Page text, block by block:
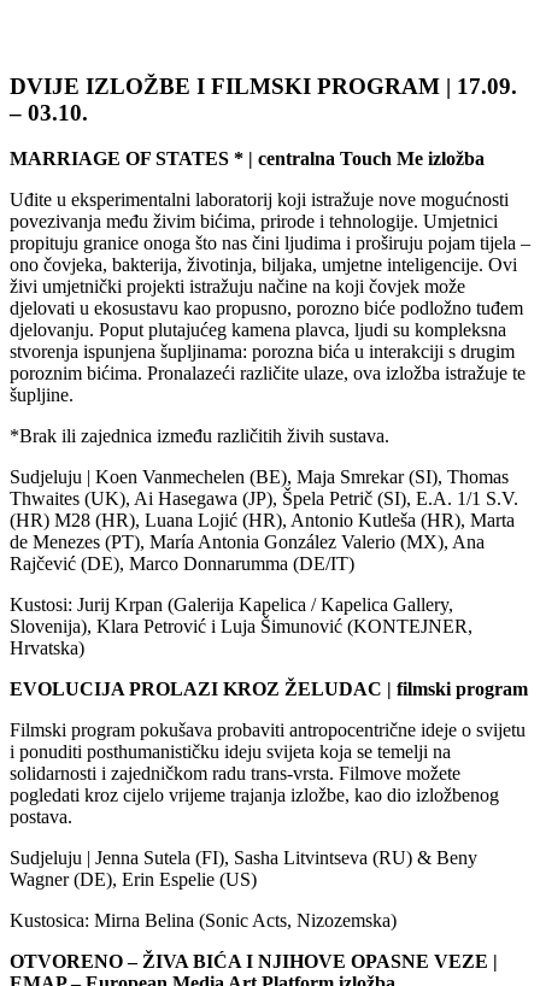
DVIJE IZLOŽBE I FILMSKI PROGRAM | 17.09.
– 03.10.
MARRIAGE OF STATES * | centralna Touch Me izložba
Uđite u eksperimentalni laboratorij koji istražuje nove mogućnosti
povezivanja među živim bićima, prirode i tehnologije. Umjetnici
propituju granice onoga što nas čini ljudima i proširuju pojam tijela –
ono čovjeka, bakterija, životinja, biljaka, umjetne inteligencije. Ovi
živi umjetnički projekti istražuju načine na koji čovjek može
djelovati u ekosustavu kao propusno, porozno biće podložno tuđem
djelovanju. Poput plutajućeg kamena plavca, ljudi su kompleksna
stvorenja ispunjena šupljinama: porozna bića u interakciji s drugim
poroznim bićima. Pronalazeći različite ulaze, ova izložba istražuje te
šupljine.
*Brak ili zajednica između različitih živih sustava.
Sudjeluju | Koen Vanmechelen (BE), Maja Smrekar (SI), Thomas
Thwaites (UK), Ai Hasegawa (JP), Špela Petrič (SI), E.A. 1/1 S.V.
(HR) M28 (HR), Luana Lojić (HR), Antonio Kutleša (HR), Marta
de Menezes (PT), María Antonia González Valerio (MX), Ana
Rajčević (DE), Marco Donnarumma (DE/IT)
Kustosi: Jurij Krpan (Galerija Kapelica / Kapelica Gallery,
Slovenija), Klara Petrović i Luja Šimunović (KONTEJNER,
Hrvatska)
EVOLUCIJA PROLAZI KROZ ŽELUDAC | filmski program
Filmski program pokušava probaviti antropocentrične ideje o svijetu
i ponuditi posthumanističku ideju svijeta koja se temelji na
solidarnosti i zajedničkom radu trans-vrsta. Filmove možete
pogledati kroz cijelo vrijeme trajanja izložbe, kao dio izložbenog
postava.
Sudjeluju | Jenna Sutela (FI), Sasha Litvintseva (RU) & Beny
Wagner (DE), Erin Espelie (US)
Kustosica: Mirna Belina (Sonic Acts, Nizozemska)
OTVORENO – ŽIVA BIĆA I NJIHOVE OPASNE VEZE |